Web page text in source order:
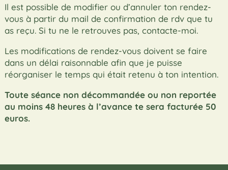
Il est possible de modifier ou d’annuler ton rendez-
vous à partir du mail de confirmation de rdv que tu
as reçu. Si tu ne le retrouves pas, contacte-moi.
Les modifications de rendez-vous doivent se faire
dans un délai raisonnable afin que je puisse
réorganiser le temps qui était retenu à ton intention.
Toute séance non décommandée ou non reportée
au moins 48 heures à l’avance te sera facturée 50
euros.